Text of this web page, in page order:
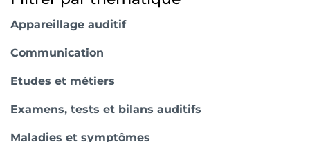
Appareillage auditif
Communication
Etudes et métiers
Examens, tests et bilans auditifs
Maladies et symptômes